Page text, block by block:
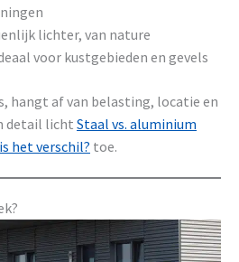
lichter, van nature
voor kustgebieden en gevels
hangt af van belasting, locatie en
detail licht Staal vs. aluminium
het verschil? toe.